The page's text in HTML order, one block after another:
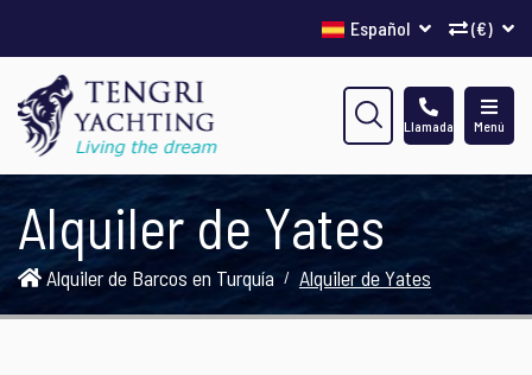
(€)
Español
Menú
Llamada
Alquiler de Yates
Alquiler de Barcos en Turquía Alquiler de Yates